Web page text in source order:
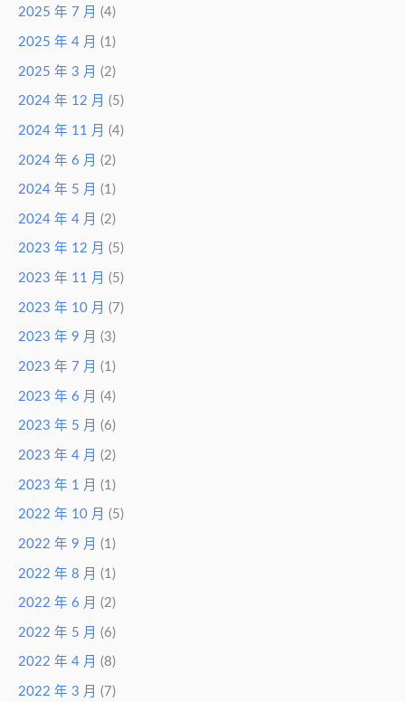
2025 年 7 月 (4)
2025 年 4 月 (1)
2025 年 3 月 (2)
2024 年 12 月 (5)
2024 年 11 月 (4)
2024 年 6 月 (2)
2024 年 5 月 (1)
2024 年 4 月 (2)
2023 年 12 月 (5)
2023 年 11 月 (5)
2023 年 10 月 (7)
2023 年 9 月 (3)
2023 年 7 月 (1)
2023 年 6 月 (4)
2023 年 5 月 (6)
2023 年 4 月 (2)
2023 年 1 月 (1)
2022 年 10 月 (5)
2022 年 9 月 (1)
2022 年 8 月 (1)
2022 年 6 月 (2)
2022 年 5 月 (6)
2022 年 4 月 (8)
2022 年 3 月 (7)